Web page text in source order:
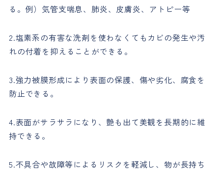
る。例）気管支喘息、肺炎、皮膚炎、アトピー等
2.塩素系の有害な洗剤を使わなくてもカビの発生や汚
れの付着を抑えることができる。
3.強力被膜形成により表面の保護、傷や劣化、腐食を
防止できる。
4.表面がサラサラになり、艶も出て美観を長期的に維
持できる。
5.不具合や故障等によるリスクを軽減し、物が長持ち